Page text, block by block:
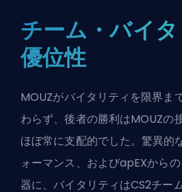
チーム・バイ
優位性
MOUZがバイタリティを限界ま
わらず、後者の勝利はMOUZの
ほぼ常に支配的でした。驚異的
ォーマンス、およびapEXから
器に、バイタリティはCS2チー